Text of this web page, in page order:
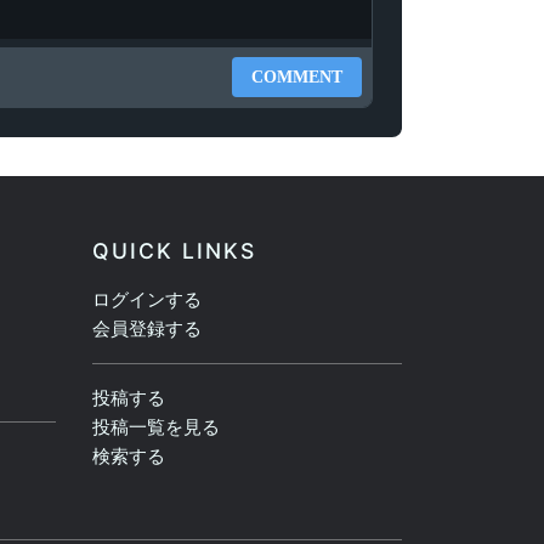
COMMENT
QUICK LINKS
ログインする
会員登録する
投稿する
投稿一覧を見る
検索する